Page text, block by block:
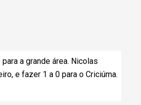
a grande área. Nicolas
e fazer 1 a 0 para o Criciúma.